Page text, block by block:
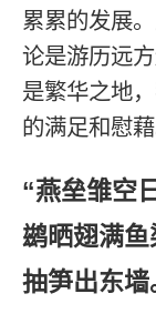
累累的发展
论是游历远
是繁华之地
的满足和慰藉
“燕垒雏空
鹚晒翅满
抽笋出东